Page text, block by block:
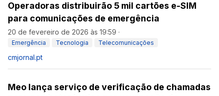
Operadoras distribuirão 5 mil cartões e-SIM
para comunicações de emergência
20 de fevereiro de 2026 às 19:59 ·
Emergência Tecnologia Telecomunicações
cmjornal.pt
Meo lança serviço de verificação de chamadas